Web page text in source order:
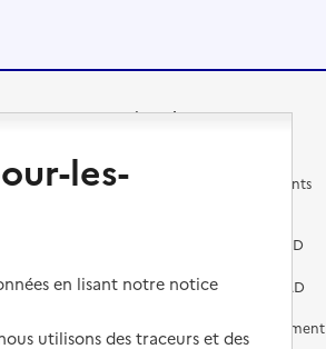
poser
Vivre dans un EHPAD
Les différents établissements
Préparer l'entrée en EHPAD
Aides financières en EHPAD
Prévention, accompagnement
les-
en lisant notre notice
utilisons des traceurs et des